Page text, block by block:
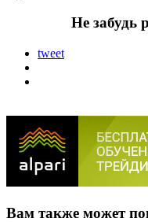
Не забудь
tweet
Вам также может